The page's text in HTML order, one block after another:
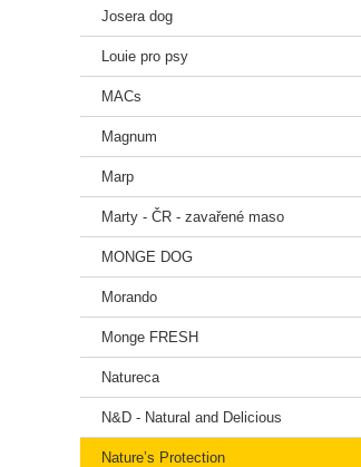
Josera dog
Louie pro psy
MACs
Magnum
Marp
Marty - ČR - zavařené maso
MONGE DOG
Morando
Monge FRESH
Natureca
N&D - Natural and Delicious
Nature’s Protection